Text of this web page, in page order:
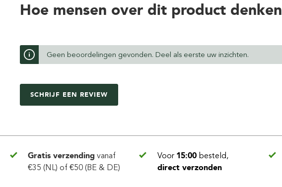
Hoe mensen over dit product denken
Geen beoordelingen gevonden. Deel als eerste uw inzichten.
SCHRIJF EEN REVIEW
Gratis verzending vanaf
€35 (NL) of €50 (BE & DE)
Voor 15:00 besteld,
direct verzonden